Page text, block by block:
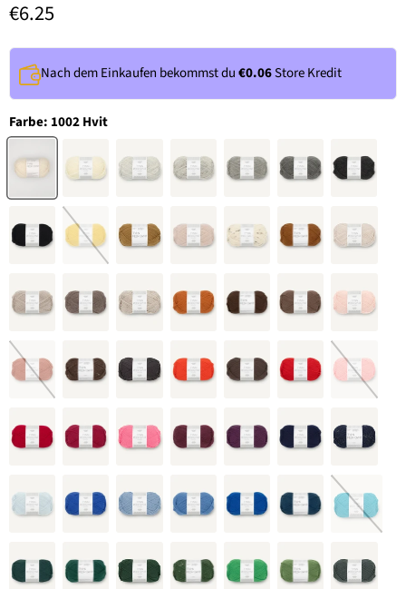
€6.25
Nach dem Einkaufen bekommst du€0.06Store Kredit
Farbe: 1002 Hvit